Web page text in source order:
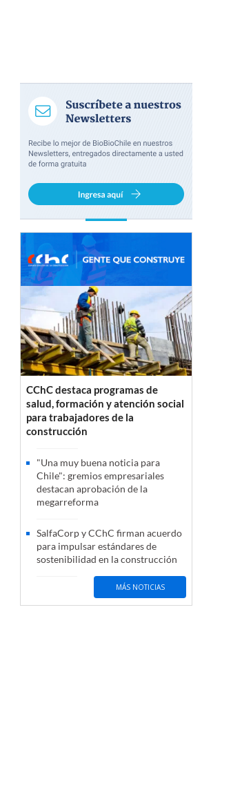
CChC destaca programas de
salud, formación y atención social
para trabajadores de la
construcción
"Una muy buena noticia para
Chile": gremios empresariales
destacan aprobación de la
megarreforma
SalfaCorp y CChC firman acuerdo
para impulsar estándares de
sostenibilidad en la construcción
MÁS NOTICIAS